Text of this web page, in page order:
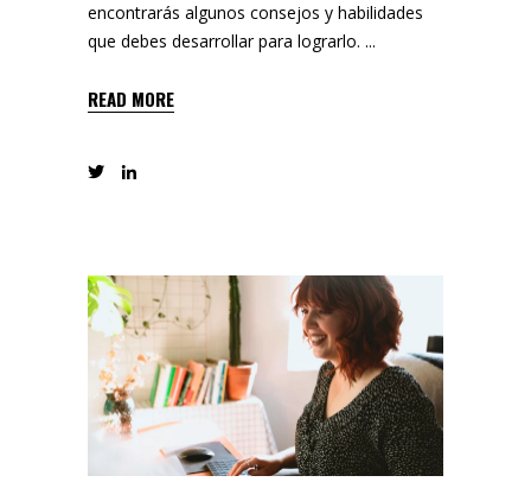
encontrarás algunos consejos y habilidades
que debes desarrollar para lograrlo.
READ MORE